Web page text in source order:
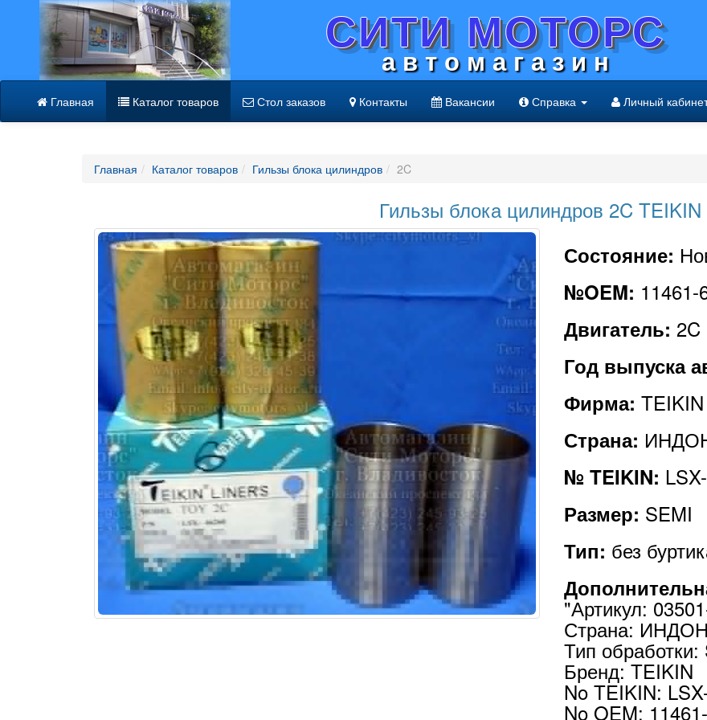
СИТИ МОТОРС
а в т о м а г а з и н
Главная Каталог товаров Стол заказов Контакты Вакансии Справка Личный
Главная Каталог товаров Гильзы блока цилиндров 2C
Гильзы блока цилиндров 2C TEIKIN
Состояние:
№OEM: 11461-
Двигатель: 2C
Год выпуска
Фирма: TEIKIN
Страна:
№ TEIKIN:
Размер: SEMI
Тип: без
"Артикул:
Страна:
Тип обработки:
Бренд: TEIKIN
No TEIKIN:
No OEM: